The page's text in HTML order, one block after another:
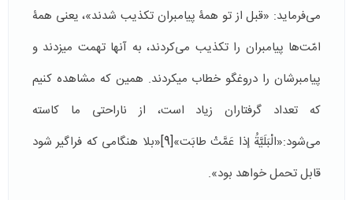
می‌فرماید: «قبل از تو همۀ پیامبران تکذیب شدند»، یعنی همۀ
امّت‌ها پیامبران را تکذیب می‌کردند، به آنها تهمت می­زدند و
پیامبرشان را دروغگو خطاب می­کردند. همین که مشاهده کنیم
که تعداد گرفتاران زیاد است، از ناراحتی ما کاسته
می‌شود:«الْبَلَيَّةُ إذا عَمَّتْ طابَت»[9] «بلا هنگامى كه فراگير شود
قابل تحمل خواهد بود».